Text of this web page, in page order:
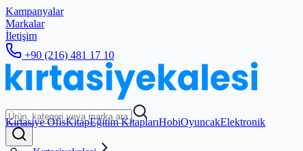
Kampanyalar
Markalar
İletişim
+90 (216) 481 17 10
Kırtasiye OfisKitapEğitim KitaplarıHobiOyuncakElektronik